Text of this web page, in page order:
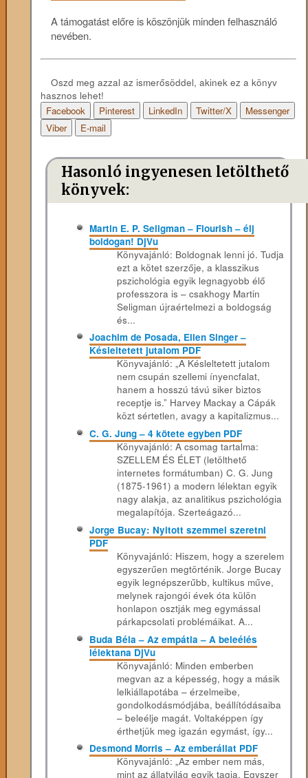
A támogatást előre is köszönjük minden felhasználó
nevében.
Oszd meg azzal az ismerősöddel, akinek ez a könyv
hasznos lehet!
Facebook
Pinterest LinkedIn Twitter/X
Messenger
Viber
E-mail
Hasonló ingyenesen letölthető
könyvek:
Martin E. P. Seligman – Flourish – élj
boldogan! DjVu
Könyvajánló: Boldognak lenni jó. Tudja
ezt a kötet szerzője, a klasszikus
pszichológia egyik legnagyobb élő
professzora is – csakhogy Martin
Seligman újraértelmezi a boldogság
és...
Joachim de Posada, Ellen Singer –
Késleltetett jutalom PDF
Könyvajánló: „A Késleltetett jutalom
nem csupán szellemi ínyencfalat,
hanem a hosszú távú siker biztos
receptje is.” Harvey Mackay a Cápák
közt sértetlen, avagy a kapitalizmus...
C. G. Jung – 4 kötete egyben PDF
Könyvajánló: A csomag tartalma:
SZELLEM ÉS ÉLET (letölthető
internetes formátumban) C. G. Jung
(1875-1961) a modern lélektan egyik
nagy alakja, az analitikus pszichológia
megalapítója. Szerteágazó...
Jorge Bucay: Nyitott szemmel szeretni
PDF
Könyvajánló: Hiszem, hogy a szerelem
egyszerűen megtörténik. Jorge Bucay
egyik legnépszerűbb, kultikus műve,
melynek rajongói évek óta külön
honlapon osztják meg egymással
párkapcsolati problémáikat. A...
Buda Béla – Az empátia – A beleélés
lélektana DjVu
Könyvajánló: Minden emberben
megvan az a képesség, hogy a másik
lelkiállapotába – érzelmeibe,
gondolkodásmódjába, beállítódásaiba
– beleélje magát. Voltaképpen így
érthetjük meg igazán egymást, így...
Desmond Morris – Az emberállat PDF
Könyvajánló: „Az ember nem más,
mint az állatvilág egyik tagja. Egyszer